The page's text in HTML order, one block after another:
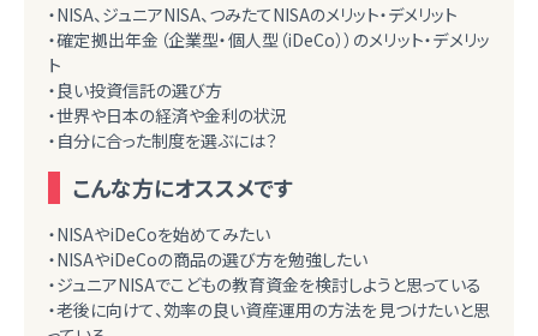
・NISA、ジュニアNISA、つみたてNISAのメリット・デメリット
・確定拠出年金（企業型・個人型（iDeCo））のメリット・デメリッ
ト
・良い投資信託の選び方
・世界や日本の経済や金利の状況
・自分に合った制度を選ぶには？
こんな方にオススメです
・NISAやiDeCoを始めてみたい
・NISAやiDeCoの商品の選び方を勉強したい
・ジュニアNISAでこどもの教育資金を検討しようと思っている
・老後に向けて、効率の良い資産運用の方法を見つけたいと思